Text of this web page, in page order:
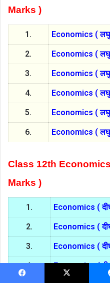
Marks )
1. Economics ( लघु
2. Economics ( लघु
3. Economics ( लघु
4. Economics ( लघु
5. Economics ( लघु
6. Economics ( लघु
Class 12th Economics
Marks )
1. Economics (
2. Economics (
3. Economics (
4. Economics (